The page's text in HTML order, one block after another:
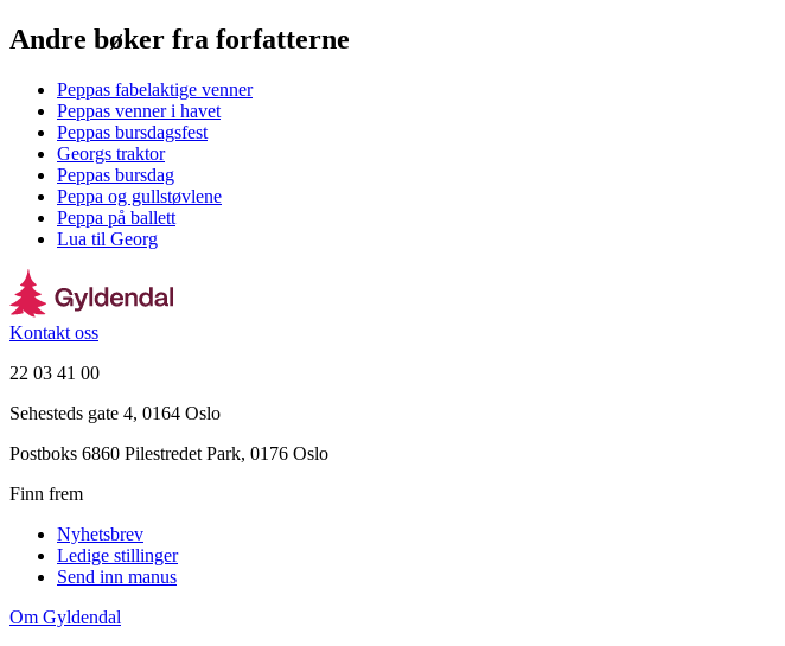
Andre bøker fra forfatterne
Peppas fabelaktige venner
Peppas venner i havet
Peppas bursdagsfest
Georgs traktor
Peppas bursdag
Peppa og gullstøvlene
Peppa på ballett
Lua til Georg
Kontakt oss
22 03 41 00
Sehesteds gate 4, 0164 Oslo
Postboks 6860 Pilestredet Park, 0176 Oslo
Finn frem
Nyhetsbrev
Ledige stillinger
Send inn manus
Om Gyldendal